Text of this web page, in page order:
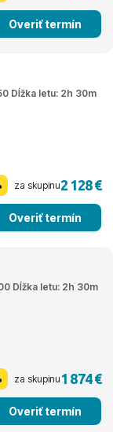
Overiť termín
Dĺžka letu: 2h 30m
za skupinu2 128 €
Overiť termín
Dĺžka letu: 2h 30m
za skupinu1 874 €
Overiť termín